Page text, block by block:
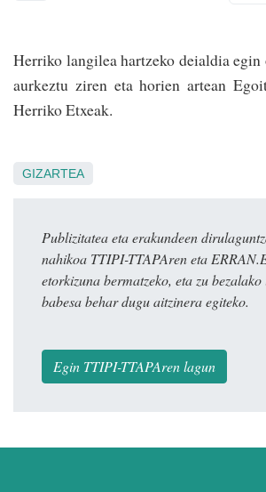
Herriko langilea har­tzeko deialdia
aurkeztu ziren eta horien artean
Herriko Etxeak.
GIZARTEA
Publizitatea eta erakundeen
nahikoa TTIPI-TTAPAren eta
etorkizuna bermatzeko, eta zu
babesa behar dugu aitzinera egiteko.
Egin TTIPI-TTAPAren lagun